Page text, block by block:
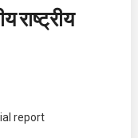
राष्ट्रीय
report